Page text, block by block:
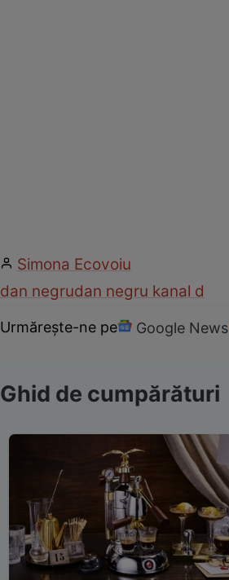
Simona Ecovoiu
dan negrudan negru kanal d
Urmărește-ne pe Google News
Ghid de cumpărături